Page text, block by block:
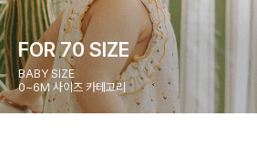
FOR 70 SIZE
BABY SIZE
0~6M 사이즈 카테고리